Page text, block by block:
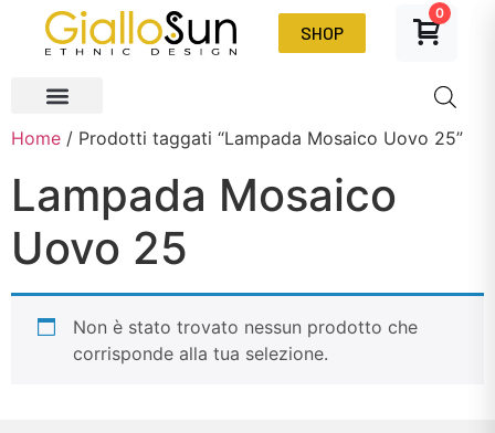
SHOP
0
Home / Prodotti taggati “Lampada Mosaico Uovo 25”
Lampada Mosaico
Uovo 25
Non è stato trovato nessun prodotto che
corrisponde alla tua selezione.